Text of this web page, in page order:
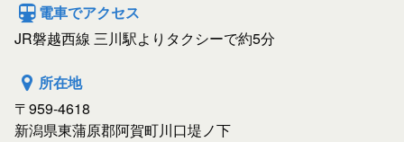
電車でアクセス
JR磐越西線 三川駅よりタクシーで約5分
所在地
〒959-4618
新潟県東蒲原郡阿賀町川口堤ノ下